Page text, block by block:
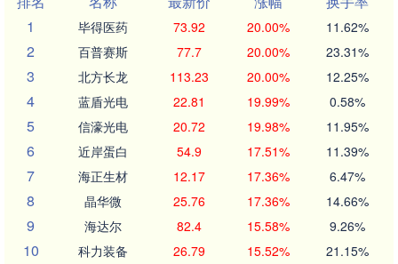
1
毕得医药 73.92 20.00% 11.62%
2 百普赛斯 77.7 20.00% 23.31%
3 北方长龙 113.23 20.00% 12.25%
4 蓝盾光电 22.81 19.99% 0.58%
5 信濠光电 20.72 19.98% 11.95%
6 近岸蛋白 54.9 17.51% 11.39%
7 海正生材 12.17 17.36% 6.47%
8 晶华微 25.76 17.36% 14.66%
9 海达尔 82.4 15.58% 9.26%
10 科力装备 26.79 15.52% 21.15%